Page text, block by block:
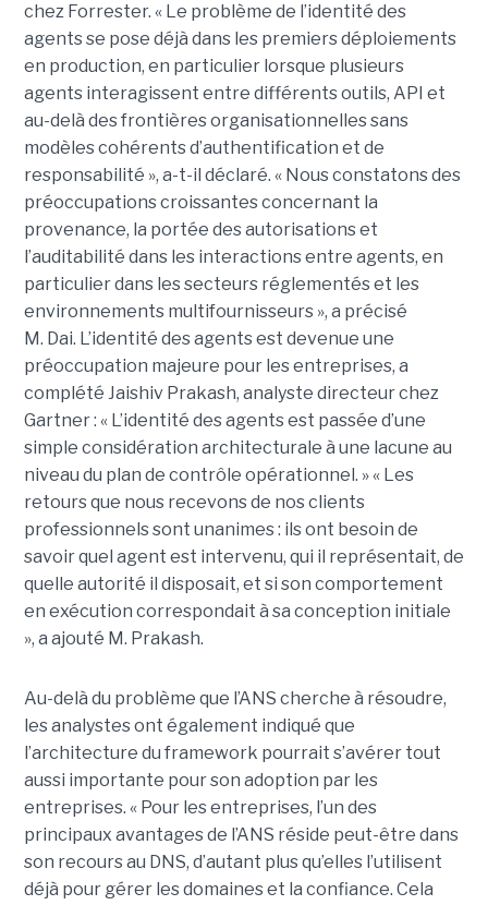
chez Forrester. « Le problème de l’identité des
agents se pose déjà dans les premiers déploiements
en production, en particulier lorsque plusieurs
agents interagissent entre différents outils, API et
au-delà des frontières organisationnelles sans
modèles cohérents d’authentification et de
responsabilité », a-t-il déclaré. « Nous constatons des
préoccupations croissantes concernant la
provenance, la portée des autorisations et
l’auditabilité dans les interactions entre agents, en
particulier dans les secteurs réglementés et les
environnements multifournisseurs », a précisé
M. Dai. L’identité des agents est devenue une
préoccupation majeure pour les entreprises, a
complété Jaishiv Prakash, analyste directeur chez
Gartner : « L’identité des agents est passée d’une
simple considération architecturale à une lacune au
niveau du plan de contrôle opérationnel. »« Les
retours que nous recevons de nos clients
professionnels sont unanimes : ils ont besoin de
savoir quel agent est intervenu, qui il représentait, de
quelle autorité il disposait, et si son comportement
en exécution correspondait à sa conception initiale
», a ajouté M. Prakash.
Au-delà du problème que l’ANS cherche à résoudre,
les analystes ont également indiqué que
l’architecture du framework pourrait s’avérer tout
aussi importante pour son adoption par les
entreprises. « Pour les entreprises, l’un des
principaux avantages de l’ANS réside peut-être dans
son recours au DNS, d’autant plus qu’elles l’utilisent
déjà pour gérer les domaines et la confiance. Cela